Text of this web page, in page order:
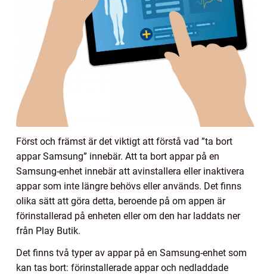
Först och främst är det viktigt att förstå vad ”ta bort
appar Samsung” innebär. Att ta bort appar på en
Samsung-enhet innebär att avinstallera eller inaktivera
appar som inte längre behövs eller används. Det finns
olika sätt att göra detta, beroende på om appen är
förinstallerad på enheten eller om den har laddats ner
från Play Butik.
Det finns två typer av appar på en Samsung-enhet som
kan tas bort: förinstallerade appar och nedladdade